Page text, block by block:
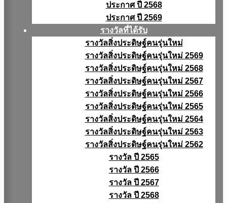
ประกาศ ปี 2568
ประกาศ ปี 2569
รางวัลที่ได้รับ
รางวัลสิ่งประดิษฐ์คนรุ่นใหม่
รางวัลสิ่งประดิษฐ์คนรุ่นใหม่ 2569
รางวัลสิ่งประดิษฐ์คนรุ่นใหม่ 2568
รางวัลสิ่งประดิษฐ์คนรุ่นใหม่ 2567
รางวัลสิ่งประดิษฐ์คนรุ่นใหม่ 2566
รางวัลสิ่งประดิษฐ์คนรุ่นใหม่ 2565
รางวัลสิ่งประดิษฐ์คนรุ่นใหม่ 2564
รางวัลสิ่งประดิษฐ์คนรุ่นใหม่ 2563
รางวัลสิ่งประดิษฐ์คนรุ่นใหม่ 2562
รางวัล ปี 2565
รางวัล ปี 2566
รางวัล ปี 2567
รางวัล ปี 2568